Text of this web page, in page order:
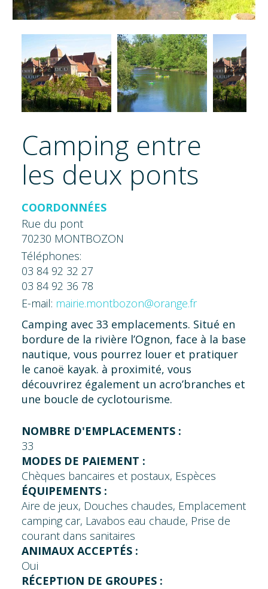
Camping entre
les deux ponts
COORDONNÉES
Rue du pont
70230 MONTBOZON
Téléphones:
03 84 92 32 27
03 84 92 36 78
E-mail: mairie.montbozon@orange.fr
Camping avec 33 emplacements. Situé en
bordure de la rivière l’Ognon, face à la base
nautique, vous pourrez louer et pratiquer
le canoë kayak. à proximité, vous
découvrirez également un acro’branches et
une boucle de cyclotourisme.
NOMBRE D'EMPLACEMENTS :
33
MODES DE PAIEMENT :
Chèques bancaires et postaux, Espèces
ÉQUIPEMENTS :
Aire de jeux, Douches chaudes, Emplacement
camping car, Lavabos eau chaude, Prise de
courant dans sanitaires
ANIMAUX ACCEPTÉS :
Oui
RÉCEPTION DE GROUPES :